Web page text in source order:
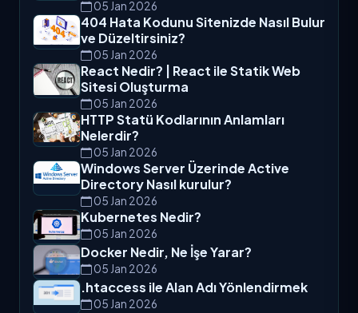
05 Jan 2026
404 Hata Kodunu Sitenizde Nasıl Bulur
ve Düzeltirsiniz?
05 Jan 2026
React Nedir? | React ile Statik Web
Sitesi Oluşturma
05 Jan 2026
HTTP Statü Kodlarının Anlamları
Nelerdir?
05 Jan 2026
Windows Server Üzerinde Active
Directory Nasıl kurulur?
05 Jan 2026
Kubernetes Nedir?
05 Jan 2026
Docker Nedir, Ne İşe Yarar?
05 Jan 2026
.htaccess ile Alan Adı Yönlendirmek
05 Jan 2026